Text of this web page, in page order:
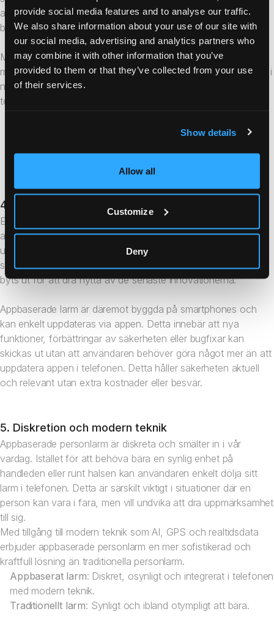
provide social media features and to analyse our traffic.
We also share information about your use of our site with
our social media, advertising and analytics partners who
may combine it with other information that you’ve
provided to them or that they’ve collected from your use
of their services.
Show details
Allow all
Customize
Deny
ansluta till en larmcentral. Om enheten går sönder eller tappas
bort, måste den ersättas, vilket kan bli kostsamt över tid.
Med ett appbaserat personlarm betalar du vanligtvis en
månatlig eller årlig avgift för appen, utan att behöva investera i
någon extra hårdvara. Eftersom tekniken redan finns i din
telefon innebär detta färre utgifter och högre hållbarhet.
4. Användarvänlighet och uppdateringar
Ett traditionellt personlarm är ofta designat för att vara enkelt
att använda, men det innebär också att det är begränsat i sin
utveckling och funktionalitet. När tekniken förändras eller nya
säkerhetsfunktioner utvecklas, kan det krävas att hela larmet
byts ut för att dra nytta av de senaste innovationerna.
Appbaserade larm är däremot byggda på smartphones och
kan enkelt uppdateras via appen. Detta innebär att nya
funktioner, förbättringar av säkerheten eller bugfixar kan
skickas ut utan att användaren behöver göra något mer än att
uppdatera appen i telefonen. Detta håller säkerheten aktuell
och relevant utan extra kostnader eller besvär.
5. Diskretion och modern teknik
Appbaserade personlarm är diskreta och smälter in i vår
vardag. Istället för att behöva bära en synlig enhet på
handleden eller runt halsen kan användaren enkelt dölja sitt
larm i telefonen. Detta är särskilt viktigt i situationer där en
person kan vara i fara, men vill undvika att dra uppmärksamhet
till sig.
Med tillgång till modern teknik som AI, GPS och realtidsdata
erbjuder appbaserade personlarm en mer sofistikerad och
kraftfull lösning än traditionella personlarm.
Appbaserat larm: Diskret, osynligt och integrerat i telefonen
med modern teknik.
Traditionellt larm: Synligt och ibland otympligt att bära.